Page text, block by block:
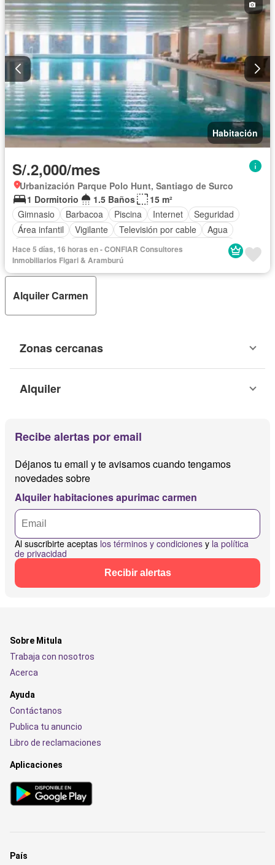
Habitación
S/.2,000/mes
Urbanización Parque Polo Hunt, Santiago de Surco
1 Dormitorio
1.5 Baños
15 m²
Gimnasio
Barbacoa Piscina Internet
Seguridad
Área infantil
Vigilante Televisión por cable
Agua
Electricidad
Acceso para personas con discapacidad
Cancha de tenis
Balcón
Ascensor
Gas natural
Wifi Completamente amoblado
Hace 5 días, 16 horas en - CONFIAR Consultores
Inmobiliarios Figari & Aramburú
Alquiler Carmen
Zonas cercanas
Alquiler
Recibe alertas por email
Déjanos tu email y te avisamos cuando tengamos
novedades sobre
Alquiler habitaciones apurimac carmen
Al suscribirte aceptas los términos y condiciones y la política
de privacidad
Recibir alertas
Sobre Mitula
Trabaja con nosotros
Acerca
Ayuda
Contáctanos
Publica tu anuncio
Libro de reclamaciones
Aplicaciones
País